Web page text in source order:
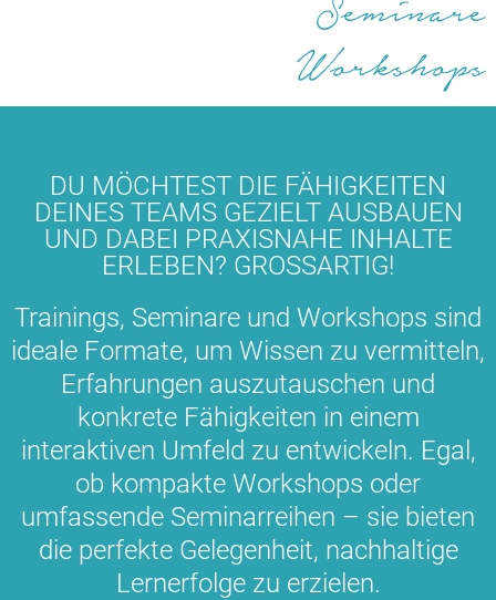
Seminare
Workshops
DU MÖCHTEST DIE FÄHIGKEITEN
DEINES TEAMS GEZIELT AUSBAUEN
UND DABEI PRAXISNAHE INHALTE
ERLEBEN? GROSSARTIG!
Trainings, Seminare und Workshops sind
ideale Formate, um Wissen zu vermitteln,
Erfahrungen auszutauschen und
konkrete Fähigkeiten in einem
interaktiven Umfeld zu entwickeln. Egal,
ob kompakte Workshops oder
umfassende Seminarreihen – sie bieten
die perfekte Gelegenheit, nachhaltige
Lernerfolge zu erzielen.